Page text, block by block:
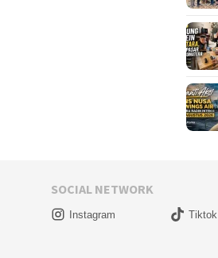
SOCIAL NETWORK
Instagram Tiktok